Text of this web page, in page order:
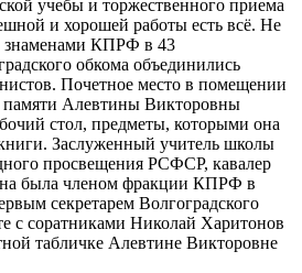
учебы и торжественного приема
и хорошей работы есть всё. Не
знаменами КПРФ в 43
обкома объединились
Почетное место в помещении
памяти Алевтины Викторовны
стол, предметы, которыми она
Заслуженный учитель школы
просвещения РСФСР, кавалер
была членом фракции КПРФ в
секретарем Волгоградского
с соратниками Николай Харитонов
табличке Алевтине Викторовне